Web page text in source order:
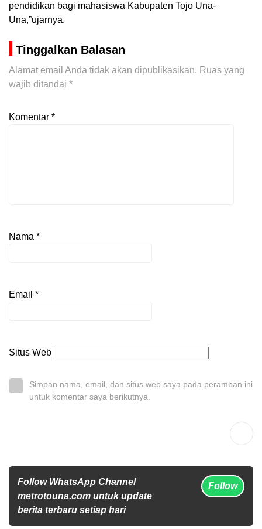
pendidikan bagi mahasiswa Kabupaten Tojo Una-
Una,”ujarnya.
Tinggalkan Balasan
Alamat email Anda tidak akan dipublikasikan. Ruas yang
wajib ditandai *
Komentar *
Nama *
Email *
Situs Web
Simpan nama, email, dan situs web saya pada peramban ini
untuk komentar saya berikutnya.
Follow WhatsApp Channel
metrotouna.com untuk update
berita terbaru setiap hari
Follow